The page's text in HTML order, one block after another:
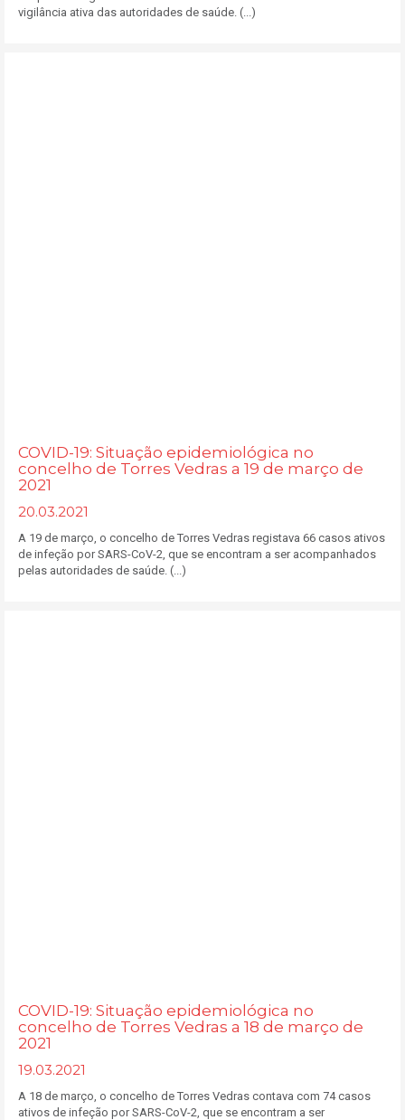
vigilância ativa das autoridades de saúde. (...)
COVID-19: Situação epidemiológica no
concelho de Torres Vedras a 19 de março de
2021
20.03.2021
A 19 de março, o concelho de Torres Vedras registava 66 casos ativos
de infeção por SARS-CoV-2, que se encontram a ser acompanhados
pelas autoridades de saúde. (...)
COVID-19: Situação epidemiológica no
concelho de Torres Vedras a 18 de março de
2021
19.03.2021
A 18 de março, o concelho de Torres Vedras contava com 74 casos
ativos de infeção por SARS-CoV-2, que se encontram a ser